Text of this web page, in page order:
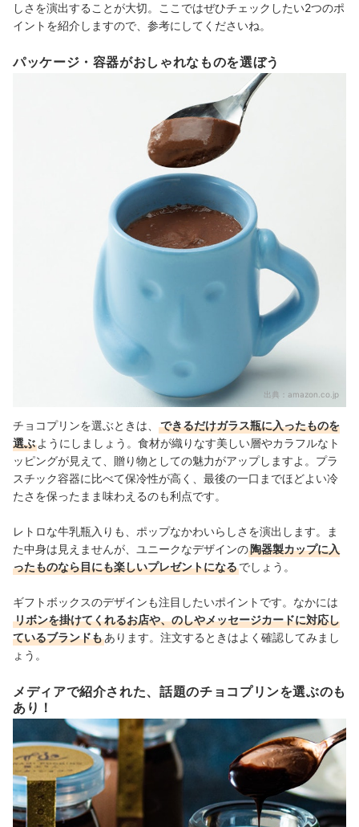
しさを演出することが大切。ここではぜひチェックしたい2つのポ
イントを紹介しますので、参考にしてくださいね。
パッケージ・容器がおしゃれなものを選ぼう
出典： amazon.co.jp
チョコプリンを選ぶときは、
できるだけガラス瓶に入ったものを
選ぶ ようにしましょう。食材が織りなす美しい層やカラフルなト
ッピングが見えて、贈り物としての魅力がアップしますよ。プラ
スチック容器に比べて保冷性が高く、最後の一口までほどよい冷
たさを保ったまま味わえるのも利点です。
レトロな牛乳瓶入りも、ポップなかわいらしさを演出します。ま
た中身は見えませんが、ユニークなデザインの陶器製カップに入
ったものなら目にも楽しいプレゼントになるでしょう。
ギフトボックスのデザインも注目したいポイントです。なかには
リボンを掛けてくれるお店や、のしやメッセージカードに対応し
ているブランドもあります。注文するときはよく確認してみまし
ょう。
メディアで紹介された、話題のチョコプリンを選ぶのも
あり！